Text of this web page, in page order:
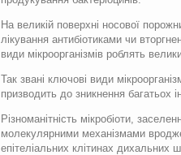
На великій поверхні носової
лікування антибіотиками чи
види мікроорганізмів роблять
Так звані ключові види
призводить до зникнення багатьох
Різноманітність мікробіоти,
молекулярними механізмами
епітеліальних клітинах дихальних